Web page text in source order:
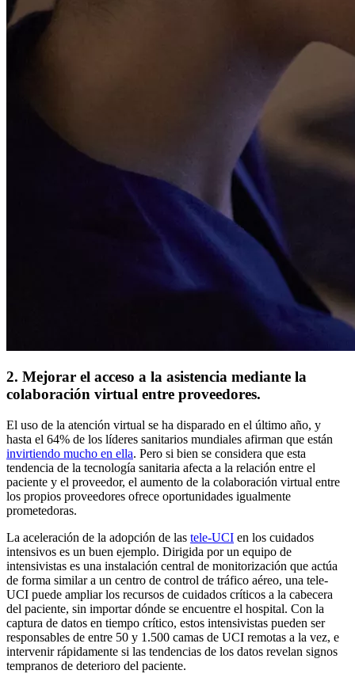
2. Mejorar el acceso a la asistencia mediante la
colaboración virtual entre proveedores.
El uso de la atención virtual se ha disparado en el último año, y
hasta el 64% de los líderes sanitarios mundiales afirman que están
invirtiendo mucho en ella. Pero si bien se considera que esta
tendencia de la tecnología sanitaria afecta a la relación entre el
paciente y el proveedor, el aumento de la colaboración virtual entre
los propios proveedores ofrece oportunidades igualmente
prometedoras.
La aceleración de la adopción de las tele-UCI en los cuidados
intensivos es un buen ejemplo. Dirigida por un equipo de
intensivistas es una instalación central de monitorización que actúa
de forma similar a un centro de control de tráfico aéreo, una tele-
UCI puede ampliar los recursos de cuidados críticos a la cabecera
del paciente, sin importar dónde se encuentre el hospital. Con la
captura de datos en tiempo crítico, estos intensivistas pueden ser
responsables de entre 50 y 1.500 camas de UCI remotas a la vez, e
intervenir rápidamente si las tendencias de los datos revelan signos
tempranos de deterioro del paciente.